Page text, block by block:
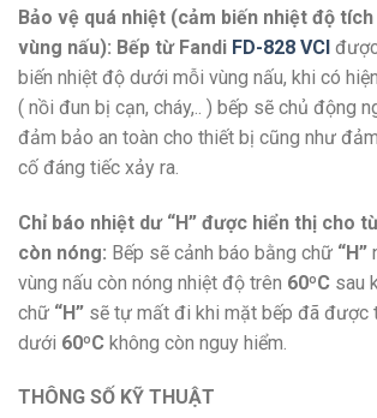
Bảo vệ quá nhiệt (cảm biến nhiệt độ
vùng nấu): Bếp từ Fandi FD-828 VCI
biến nhiệt độ dưới mỗi vùng nấu, khi có
( nồi đun bị cạn, cháy,.. ) bếp sẽ chủ động
đảm bảo an toàn cho thiết bị cũng như
cố đáng tiếc xảy ra.
Chỉ báo nhiệt dư “H” được hiển thị cho
còn nóng: Bếp sẽ cảnh báo bằng chữ “H”
vùng nấu còn nóng nhiệt độ trên 60ºC sau
chữ “H” sẽ tự mất đi khi mặt bếp đã được
dưới 60ºC không còn nguy hiểm.
THÔNG SỐ KỸ THUẬT